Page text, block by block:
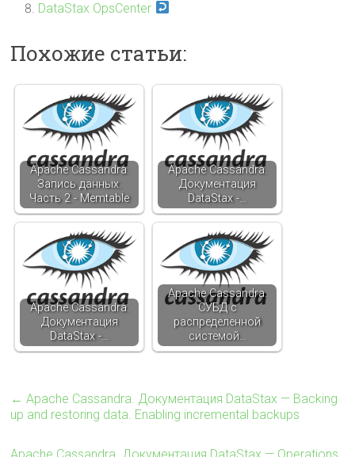
DataStax OpsCenter
Похожие статьи:
Apache Cassandra.
Запись данных.
Часть 2 - Memtable
Apache Cassandra.
Документация
DataStax -…
Apache Cassandra.
Документация
DataStax -…
Apache Cassandra.
СУБД с
распределенной
системой…
← Apache Cassandra. Документация DataStax — Backing
up and restoring data. Enabling incremental backups